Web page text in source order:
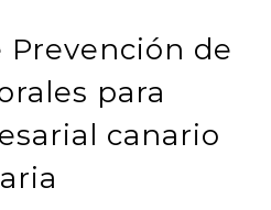
Prevención de
para
canario